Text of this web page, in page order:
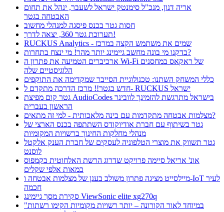
אריה דנון, מנכ"ל סימנטק ישראל לשעבר, ינהל את תחום
האבטחה בגטר
חסות גטר בכנס פיסגה למנהלי מחשוב
תערוכת גטר 360, יצאה לדרך!
RUCKUS Analytics - שמים את משתמש הקצה במרכז
בדקנו מי בונה מחשב גיימינג יותר מהר! מי ינצח בתחרות?
ארכיברים הטמיעה את פתרון ה Wi-Fi של ראקאס במחסנים
הלוגיסטיים שלה
כללי המשחק השתנו: טכנולוגיית הסייבר שמקדימה את התוקפים
חדש בגטר!! מרכז הדרכה מתקדם ל- RUCKUS ישראל
גטר קום מפיצת AudioCodes בישראל מתרגשת להזמינך לוובינר
הראשון בעברית
מצלמות אבטחה מתקדמות עם בינה מלאכותית - למי זה מתאים?
גטר בשיתוף עם חברת אודיוקודס השתתפה בכנס הארצי של
מנהלי מחלקות החינוך ברשויות המקומיות
גטר תשווק את מוצרי הטלפוניה לעסקים של חברת הענק אלקטל
לוסנט
אונ' אריאל סיימה פרויקט שדרוג הרשת האלחוטית בקמפוס
במאות אלפי שקלים
מיילסייט מציגה פתרון משולב בענן של מצלמות אבטחה ו-IoT לעיר
חכמה
סקירת מסך גיימינג ViewSonic elite xg270q
"במיוחד לאור הקורונה – יותר רשויות מקומיות הקימו רשתות